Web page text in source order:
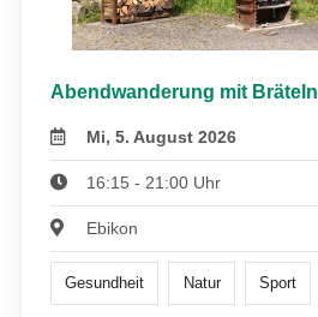
Abendwanderung mit Bräteln
Mi, 5. August 2026
16:15 - 21:00 Uhr
Ebikon
Gesundheit Natur Sport